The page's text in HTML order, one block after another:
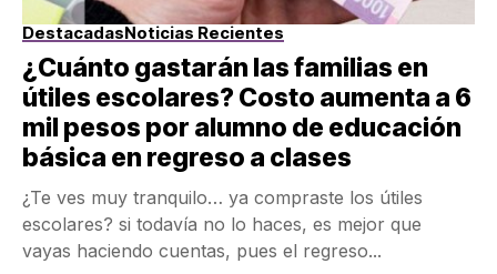
DestacadasNoticias Recientes
¿Cuánto gastarán las familias en
útiles escolares? Costo aumenta a 6
mil pesos por alumno de educación
básica en regreso a clases
¿Te ves muy tranquilo… ya compraste los útiles
escolares? si todavía no lo haces, es mejor que
vayas haciendo cuentas, pues el regreso...